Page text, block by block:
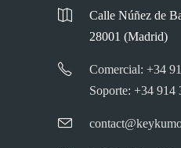
Calle Núñez de
28001 (Madrid)
Comercial: +34
Soporte: +34 914